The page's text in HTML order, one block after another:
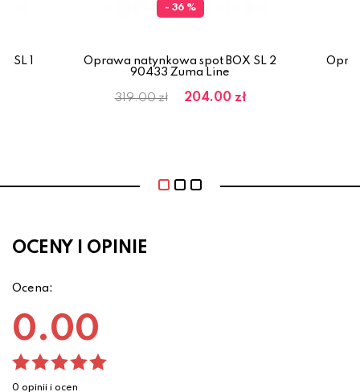
SL 1
- 36 %
Oprawa natynkowa spot BOX SL 2
90433 Zuma Line
319.00 zł 204.00 zł
OCENY I OPINIE
Ocena:
0.00
0 opinii i ocen